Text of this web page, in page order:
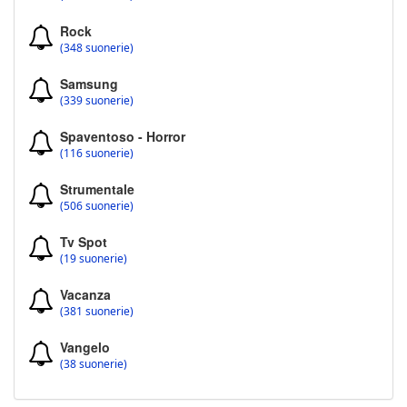
Rock
(348 suonerie)
Samsung
(339 suonerie)
Spaventoso - Horror
(116 suonerie)
Strumentale
(506 suonerie)
Tv Spot
(19 suonerie)
Vacanza
(381 suonerie)
Vangelo
(38 suonerie)